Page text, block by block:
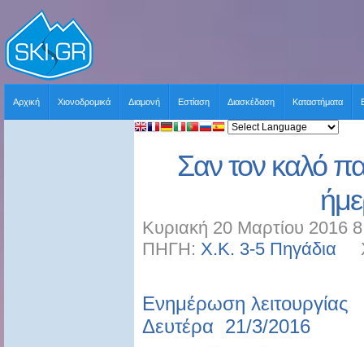
Αρχική Χιονοδρομικά Διαμονή Εστίαση Διασκέδαση Καταστήματα
Σαν τον καλό
Κυριακή 20 Μαρτίου 2016
ΠΗΓΗ: Χ.Κ. 3-5 Πηγάδια
Ενημέρωση λειτουργίας
Δευτέρα 21/3/2016